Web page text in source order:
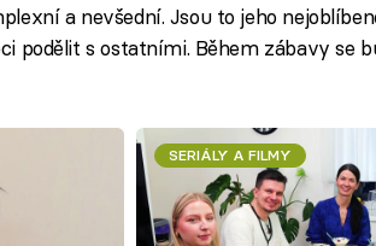
a nevšední. Jsou to jeho
podělit s ostatními. Během zábavy se
SERIÁLY A FILMY